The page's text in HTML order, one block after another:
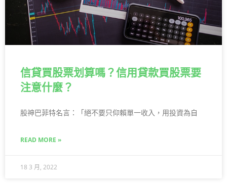
信貸買股票划算嗎？信用貸款買股票要
注意什麼？
股神巴菲特名言：「絕不要只仰賴單一收入，用投資為自
READ MORE »
18 3 月, 2022